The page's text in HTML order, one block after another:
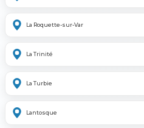
La Roquette-sur-Var
La Trinité
La Turbie
Lantosque